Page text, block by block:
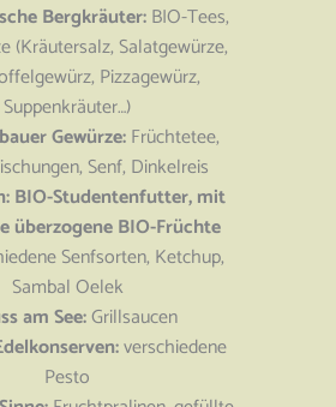
Bergkräuter:BIO-Tees,
(Kräutersalz, Salatgewürze,
Pizzagewürz,
Suppenkräuter…)
Gewürze:Früchtetee,
Senf, Dinkelreis
BIO-Studentenfutter, mit
überzogene BIO-Früchte
Senfsorten, Ketchup,
Sambal Oelek
am See:Grillsaucen
verschiedene
Pesto